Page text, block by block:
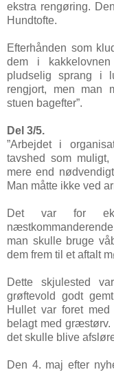
ekstra rengøring.
Hundtofte.
Efterhånden som
dem i
pludselig sprang i
rengjort, men man
stuen bagefter”.
Del 3/5.
”Arbejdet i
tavshed som
mere end
Man måtte ikke ved
Det var for
man skulle bruge
dem frem til et aftalt
Dette skjulested
grøftevold godt
Hullet var foret
belagt med
det skulle blive
Den 4. maj efter